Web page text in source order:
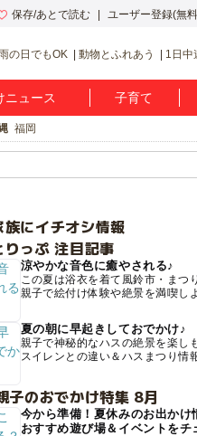
保存/あとで読む ユーザー登録(無
の日でもOK 動物とふれあう 1日中
ニュース 子育て
福岡
にイチオシ情報
りっぷ 注目記事
涼やかな音色に癒やされる♪
この夏は浴衣を着て風鈴市・まつ
親子で絵付け体験や絶景を満喫し
夏の朝に早起きしておでかけ♪
親子で神秘的なハスの絶景を楽し
スイレンとの違い＆ハスまつり情
子のおでかけ特集 8月
今から準備！夏休みのお出かけ
おすすめ遊び場＆イベントをチ